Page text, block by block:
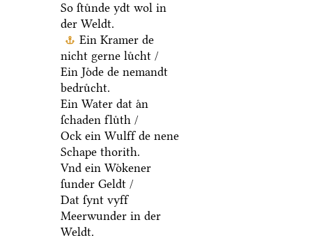
So ſtuͤnde ydt wol in
der Weldt.
Ein Kramer de
nicht gerne luͤcht /
Ein Joͤde de nemandt
bedruͤcht.
Ein Water dat aͤn
ſchaden fluͤth /
Ock ein Wulff de nene
Schape thorith.
Vnd ein Woͤkener
ſunder Geldt /
Dat ſynt vyff
Meerwunder in der
Weldt.